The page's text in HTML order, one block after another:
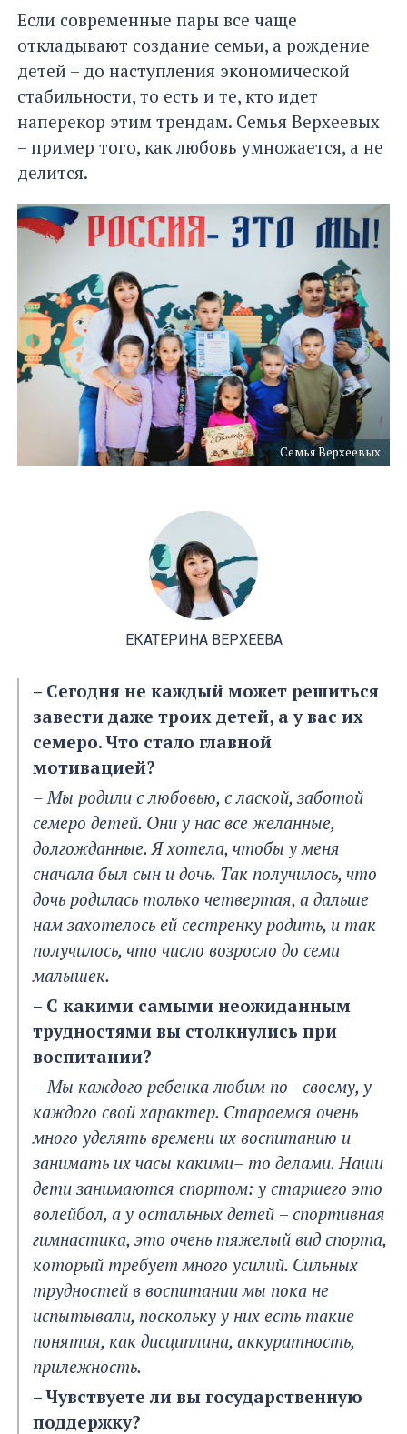
Если современные пары все чаще
откладывают создание семьи, а рождение
детей – до наступления экономической
стабильности, то есть и те, кто идет
наперекор этим трендам. Семья Верхеевых
– пример того, как любовь умножается, а не
делится.
Семья Верхеевых
ЕКАТЕРИНА ВЕРХЕЕВА
– Сегодня не каждый может решиться
завести даже троих детей, а у вас их
семеро. Что стало главной
мотивацией?
– Мы родили с любовью, с лаской, заботой
семеро детей. Они у нас все желанные,
долгожданные. Я хотела, чтобы у меня
сначала был сын и дочь. Так получилось, что
дочь родилась только четвертая, а дальше
нам захотелось ей сестренку родить, и так
получилось, что число возросло до семи
малышек.
– С какими самыми неожиданным
трудностями вы столкнулись при
воспитании?
– Мы каждого ребенка любим по– своему, у
каждого свой характер. Стараемся очень
много уделять времени их воспитанию и
занимать их часы какими– то делами. Наши
дети занимаются спортом: у старшего это
волейбол, а у остальных детей – спортивная
гимнастика, это очень тяжелый вид спорта,
который требует много усилий. Сильных
трудностей в воспитании мы пока не
испытывали, поскольку у них есть такие
понятия, как дисциплина, аккуратность,
прилежность.
– Чувствуете ли вы государственную
поддержку?